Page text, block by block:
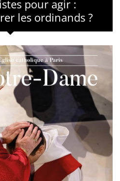
pour agir :
les ordinands ?